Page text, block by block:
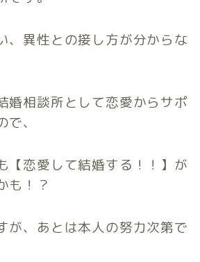
、異性との接し方が分からな
婚相談所として恋愛からサポ
、
【恋愛して結婚する！！】が
も！？
が、あとは本人の努力次第で